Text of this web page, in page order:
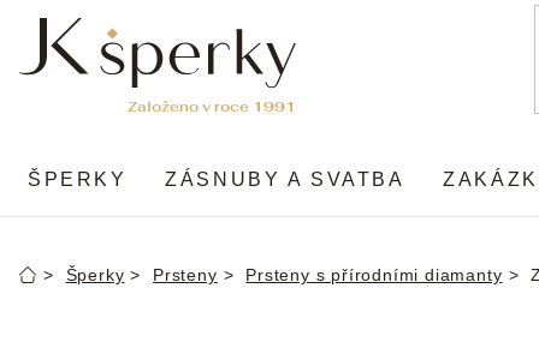
obsah
ŠPERKY ZÁSNUBY A SVATBA
DomůŠperky Prsteny Prsteny s přírodními diamanty